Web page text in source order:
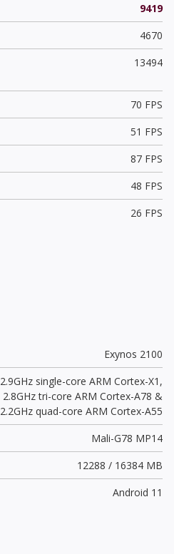
9419
4670
13494
70 FPS
51 FPS
87 FPS
48 FPS
26 FPS
Exynos 2100
2.9GHz single-core ARM Cortex-X1,
2.8GHz tri-core ARM Cortex-A78 &
2.2GHz quad-core ARM Cortex-A55
Mali-G78 MP14
12288 / 16384 MB
Android 11